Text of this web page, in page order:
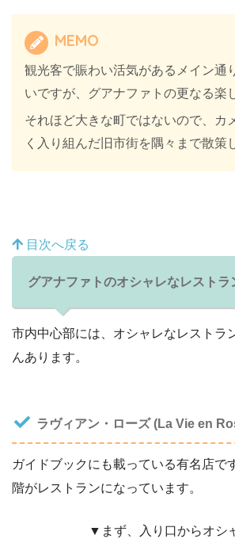
MEMO
観光客で賑わい活気があるメイン通
いですが、グアナファトの更なる楽
それほど大きな町ではないので、カ
く入り組んだ旧市街を隅々まで散
目次へ戻る
グアナファトのオシャレなレストラ
市内中心部には、オシャレなレストラ
んあります。
ラヴィアン・ローズ (La Vie en
ガイドブックにも載っている有名店で
階がレストランになっています。
▼まず、入り口からオシ